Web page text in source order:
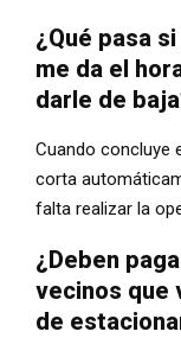
¿Qué pasa
me da el
darle de
Cuando concluye
corta
falta realizar la
¿Deben
vecinos que
de